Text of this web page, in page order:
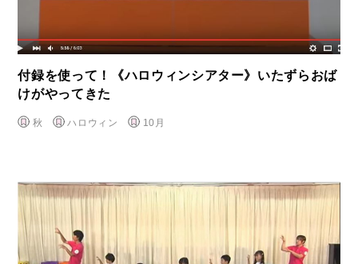
付録を使って！《ハロウィンシアター》いたずらおば
けがやってきた
秋 ハロウィン 10月